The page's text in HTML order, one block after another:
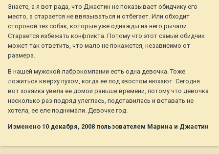
Знаете, а я вот рада, что Джастин не показывает обидчику его
место, а старается не ввязываться и отбегает. Или обходит
стороной тех собак, которые уже однажды на него рычали.
Старается избежать конфликта. Потому что этот самый обидчик
может так ответить, что мало не покажется, независимо от
размера.
В нашей мужской лаброкомпании есть одна девочка. Тоже
ложиться кверху пухом, когда ее под хвостом нюхают. Сегодня
вот хозяйка увела ее домой раньше времени, потому что девочка
несколько раз подряд улеглась, подставилась и вставать не
хотела, ее еле поднимали. Девочке год.
Изменено 10 декабря, 2008 пользователем Марина и Джастин